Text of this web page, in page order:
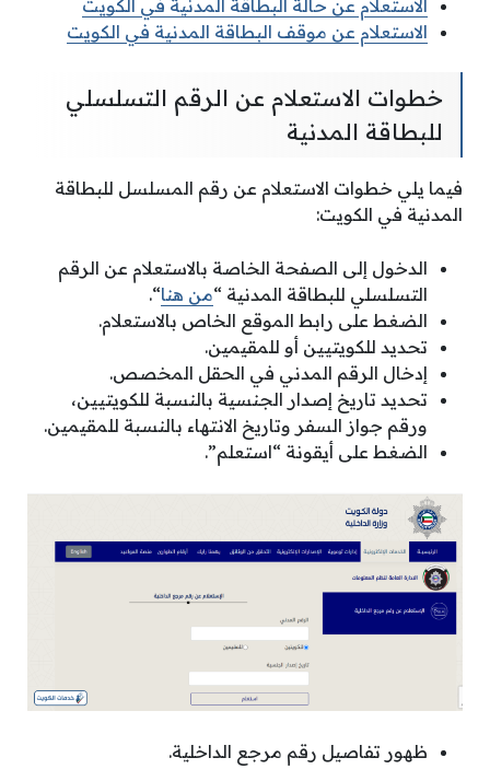
الاستعلام عن حالة البطاقة المدنية في الكويت
الاستعلام عن موقف البطاقة المدنية في الكويت
خطوات الاستعلام عن الرقم التسلسلي
للبطاقة المدنية
فيما يلي خطوات الاستعلام عن رقم المسلسل للبطاقة
المدنية في الكويت:
الدخول إلى الصفحة الخاصة بالاستعلام عن الرقم
التسلسلي للبطاقة المدنية “من هنا“.
الضغط على رابط الموقع الخاص بالاستعلام.
تحديد للكويتيين أو للمقيمين.
إدخال الرقم المدني في الحقل المخصص.
تحديد تاريخ إصدار الجنسية بالنسبة للكويتيين،
ورقم جواز السفر وتاريخ الانتهاء بالنسبة للمقيمين.
الضغط على أيقونة “استعلم”.
ظهور تفاصيل رقم مرجع الداخلية.